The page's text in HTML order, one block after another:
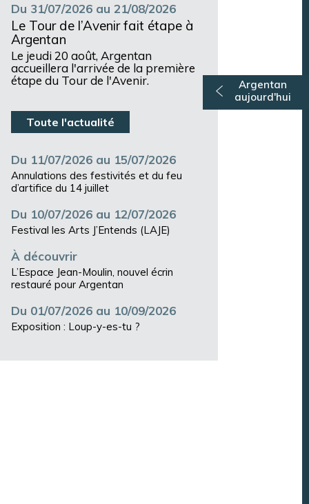
Argentan
aujourd'hui
Du 31/07/2026 au 21/08/2026
Le Tour de l’Avenir fait étape à
Argentan
Le jeudi 20 août, Argentan
accueillera l'arrivée de la première
étape du Tour de l'Avenir.
Toute l'actualité
Du 11/07/2026 au 15/07/2026
Annulations des festivités et du feu
d’artifice du 14 juillet
Du 10/07/2026 au 12/07/2026
Festival les Arts J’Entends (LAJE)
À découvrir
L’Espace Jean-Moulin, nouvel écrin
restauré pour Argentan
Du 01/07/2026 au 10/09/2026
Exposition : Loup-y-es-tu ?